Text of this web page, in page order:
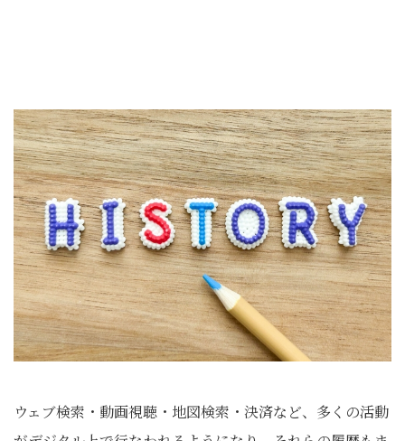
ウェブ検索・動画視聴・地図検索・決済など、多くの活動